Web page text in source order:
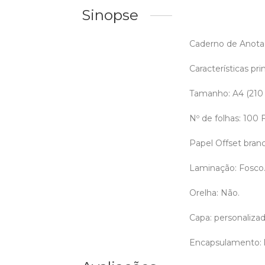
Sinopse
Caderno de
Características
Tamanho: A4
Nº de folhas: 100
Papel Offset
Laminação: Fosco.
Orelha: Não.
Capa:
Encapsulamento: